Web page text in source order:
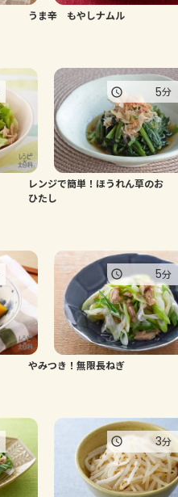
うま辛 もやしナムル
レンジで簡単！ほうれん草のお
ひたし
5分
やみつき！無限長ねぎ
5分
3分